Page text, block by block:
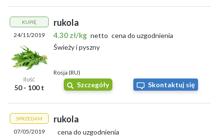
KUPIĘ
24/11/2019
Ilość
50 - 100 t
rukola
4.30 zł/kg netto cena do uzgodnienia
Świeży i pyszny
Rosja (RU)
Szczegóły Skontaktuj się
SPRZEDAM
07/05/2019
rukola
cena do uzgodnienia